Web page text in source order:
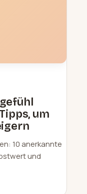
um
10 anerkannte
und